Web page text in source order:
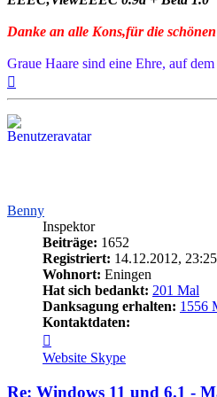
Danke an alle Kons,für die
Graue Haare sind eine Ehre, auf
oben
Benny
Inspektor
Beiträge: 1652
Registriert: 14.12.2012, 23:25
Wohnort: Eningen
Hat sich bedankt: 201 Mal
Danksagung erhalten: 1556
Kontaktdaten:
von
Benny
Website Skype
Re: Windows 11 und 6.1 -